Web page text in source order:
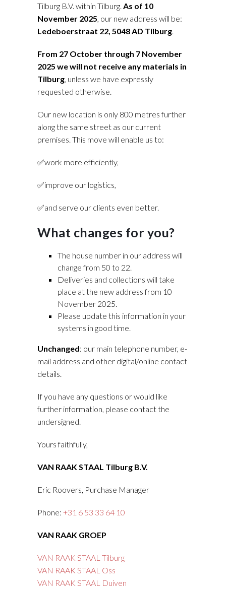
Tilburg B.V. within Tilburg. As of 10
November 2025, our new address will be:
Ledeboerstraat 22, 5048 AD Tilburg.
From 27 October through 7 November
2025 we will not receive any materials in
Tilburg, unless we have expressly
requested otherwise.
Our new location is only 800 metres further
along the same street as our current
premises. This move will enable us to:
✅work more efficiently,
✅improve our logistics,
✅and serve our clients even better.
What changes for you?
The house number in our address will
change from 50 to 22.
Deliveries and collections will take
place at the new address from 10
November 2025.
Please update this information in your
systems in good time.
Unchanged: our main telephone number, e-
mail address and other digital/online contact
details.
If you have any questions or would like
further information, please contact the
undersigned.
Yours faithfully,
VAN RAAK STAAL Tilburg B.V.
Eric Roovers, Purchase Manager
Phone: +31 6 53 33 64 10
VAN RAAK GROEP
VAN RAAK STAAL Tilburg
VAN RAAK STAAL Oss
VAN RAAK STAAL Duiven